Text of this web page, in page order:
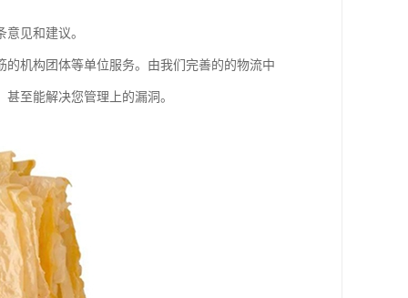
见和建议。
机构团体等单位服务。由我们完善的的物流中
至能解决您管理上的漏洞。